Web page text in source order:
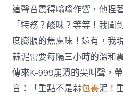
這聲音震得嗡嗡作響，他捏
「特務？酸味？等等！我聞
度膨脹的焦慮味！還有，我
蒜泥需要每隔三小時的溫和
傳來K-999崩潰的尖叫聲，
音：「重點不是蒜包養泥！